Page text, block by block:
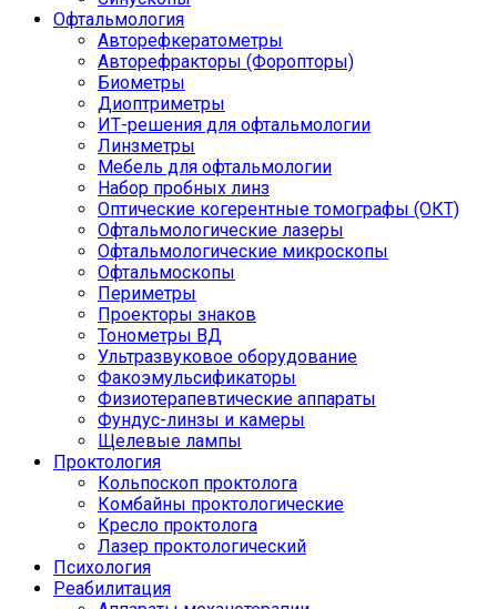
Офтальмология
Авторефкератометры
Авторефракторы (Форопторы)
Биометры
Диоптриметры
ИТ-решения для офтальмологии
Линзметры
Мебель для офтальмологии
Набор пробных линз
Оптические когерентные томографы (ОКТ)
Офтальмологические лазеры
Офтальмологические микроскопы
Офтальмоскопы
Периметры
Проекторы знаков
Тонометры ВД
Ультразвуковое оборудование
Факоэмульсификаторы
Физиотерапевтические аппараты
Фундус-линзы и камеры
Щелевые лампы
Проктология
Кольпоскоп проктолога
Комбайны проктологические
Кресло проктолога
Лазер проктологический
Психология
Реабилитация